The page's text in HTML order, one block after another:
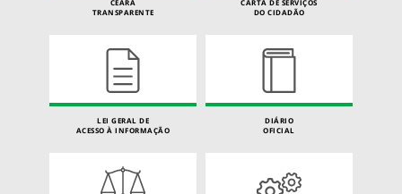
CEARÁ
TRANSPARENTE
CARTA DE SERVIÇOS
DO CIDADÃO
LEI GERAL DE
ACESSO À INFORMAÇÃO
DIÁRIO
OFICIAL